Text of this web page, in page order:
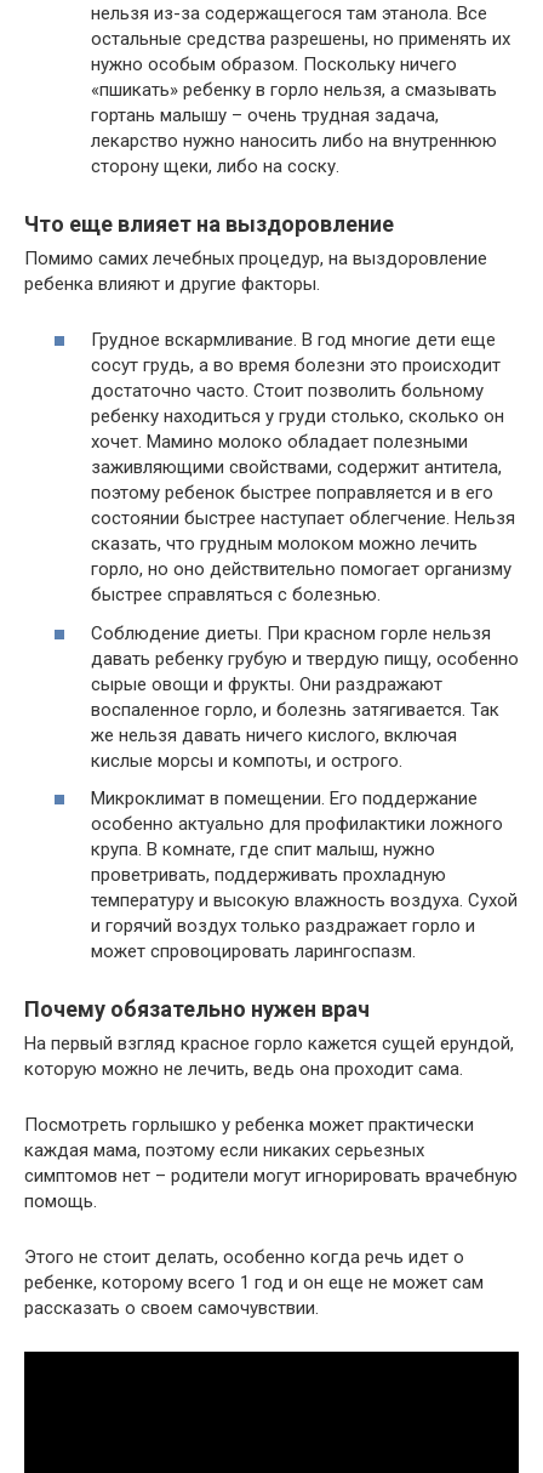
нельзя из-за содержащегося там этанола. Все
остальные средства разрешены, но применять их
нужно особым образом. Поскольку ничего
«пшикать» ребенку в горло нельзя, а смазывать
гортань малышу – очень трудная задача,
лекарство нужно наносить либо на внутреннюю
сторону щеки, либо на соску.
Что еще влияет на выздоровление
Помимо самих лечебных процедур, на выздоровление
ребенка влияют и другие факторы.
Грудное вскармливание. В год многие дети еще
сосут грудь, а во время болезни это происходит
достаточно часто. Стоит позволить больному
ребенку находиться у груди столько, сколько он
хочет. Мамино молоко обладает полезными
заживляющими свойствами, содержит антитела,
поэтому ребенок быстрее поправляется и в его
состоянии быстрее наступает облегчение. Нельзя
сказать, что грудным молоком можно лечить
горло, но оно действительно помогает организму
быстрее справляться с болезнью.
Соблюдение диеты. При красном горле нельзя
давать ребенку грубую и твердую пищу, особенно
сырые овощи и фрукты. Они раздражают
воспаленное горло, и болезнь затягивается. Так
же нельзя давать ничего кислого, включая
кислые морсы и компоты, и острого.
Микроклимат в помещении. Его поддержание
особенно актуально для профилактики ложного
крупа. В комнате, где спит малыш, нужно
проветривать, поддерживать прохладную
температуру и высокую влажность воздуха. Сухой
и горячий воздух только раздражает горло и
может спровоцировать ларингоспазм.
Почему обязательно нужен врач
На первый взгляд красное горло кажется сущей ерундой,
которую можно не лечить, ведь она проходит сама.
Посмотреть горлышко у ребенка может практически
каждая мама, поэтому если никаких серьезных
симптомов нет – родители могут игнорировать врачебную
помощь.
Этого не стоит делать, особенно когда речь идет о
ребенке, которому всего 1 год и он еще не может сам
рассказать о своем самочувствии.